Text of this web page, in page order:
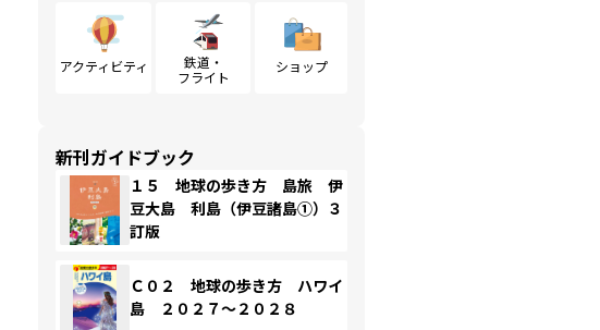
アクティビティ
鉄道・
フライト
ショップ
新刊ガイドブック
１５ 地球の歩き方 島旅 伊
豆大島 利島（伊豆諸島①）３
訂版
Ｃ０２ 地球の歩き方 ハワイ
島 ２０２７～２０２８